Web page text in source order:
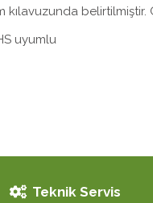
kılavuzunda belirtilmiştir.
uyumlu
Teknik Servis